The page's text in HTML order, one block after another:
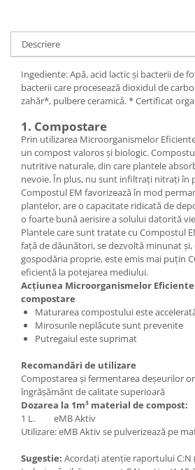
Descriere
Ingediente: Apă, acid lactic și bacterii de
bacterii care procesează dioxidul de
zahăr*, pulbere ceramică. * Certificat
1. Compostare
Prin utilizarea Microorganismelor
un compost valoros și biologic.
nutritive naturale, din care plantele
nevoie. În plus, nu sunt infiltrați nitrați în
Compostul EM favorizează în mod
plantelor, are o capacitate ridicată de
o foarte bună aerisire a solului datorită
Plantele care sunt tratate cu Compostul
față de dăunători, se dezvoltă minunat
gospodăria proprie, este emis mai puțin
eficientă la potejarea mediului.
Acțiunea Microorganismelor
compostare
Maturarea compostului este
Mirosurile neplăcute sunt prevenite
Putregaiul este suprimat
Recomandări de utilizare
Compostarea și fermentarea deșeurilor
îngrășământ de calitate superioară
Dozarea la 1m³ material de compost:
1 L. eMB Aktiv
Utilizare: eMB Aktiv se pulverizează pe
Sugestie: Acordați atenție raportului C:N